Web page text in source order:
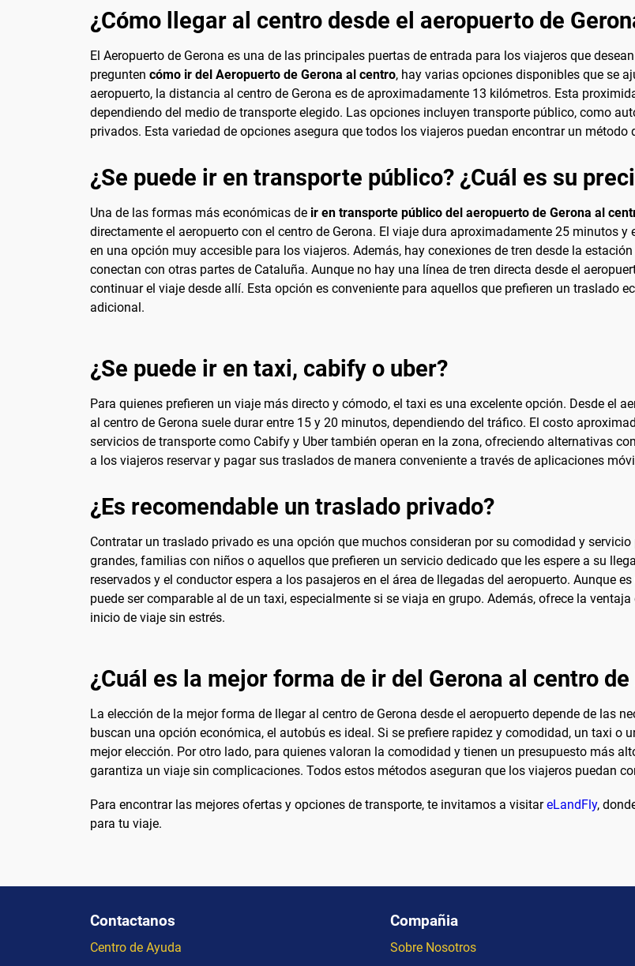
¿Cómo llegar al centro desde el aeropuerto de
El Aeropuerto de Gerona es una de las principales puertas de entrada para los viajeros que
pregunten cómo ir del Aeropuerto de Gerona al centro, hay varias opciones disponibles que se
aeropuerto, la distancia al centro de Gerona es de aproximadamente 13 kilómetros. Esta
dependiendo del medio de transporte elegido. Las opciones incluyen transporte público, como
privados. Esta variedad de opciones asegura que todos los viajeros puedan encontrar un
¿Se puede ir en transporte público? ¿Cuál es su
Una de las formas más económicas de ir en transporte público del aeropuerto de Gerona al
directamente el aeropuerto con el centro de Gerona. El viaje dura aproximadamente 25 minutos
en una opción muy accesible para los viajeros. Además, hay conexiones de tren desde la
conectan con otras partes de Cataluña. Aunque no hay una línea de tren directa desde el
continuar el viaje desde allí. Esta opción es conveniente para aquellos que prefieren un traslado
adicional.
¿Se puede ir en taxi, cabify o uber?
Para quienes prefieren un viaje más directo y cómodo, el taxi es una excelente opción. Desde el
al centro de Gerona suele durar entre 15 y 20 minutos, dependiendo del tráfico. El costo
servicios de transporte como Cabify y Uber también operan en la zona, ofreciendo alternativas
a los viajeros reservar y pagar sus traslados de manera conveniente a través de aplicaciones
¿Es recomendable un traslado privado?
Contratar un traslado privado es una opción que muchos consideran por su comodidad y
grandes, familias con niños o aquellos que prefieren un servicio dedicado que les espere a su
reservados y el conductor espera a los pasajeros en el área de llegadas del aeropuerto. Aunque
puede ser comparable al de un taxi, especialmente si se viaja en grupo. Además, ofrece la
inicio de viaje sin estrés.
¿Cuál es la mejor forma de ir del Gerona al centro
La elección de la mejor forma de llegar al centro de Gerona desde el aeropuerto depende de las
buscan una opción económica, el autobús es ideal. Si se prefiere rapidez y comodidad, un taxi o
mejor elección. Por otro lado, para quienes valoran la comodidad y tienen un presupuesto más
garantiza un viaje sin complicaciones. Todos estos métodos aseguran que los viajeros puedan
Para encontrar las mejores ofertas y opciones de transporte, te invitamos a visitareLandFly,
para tu viaje.
Contactanos
Centro de Ayuda
Compañia
Sobre Nosotros